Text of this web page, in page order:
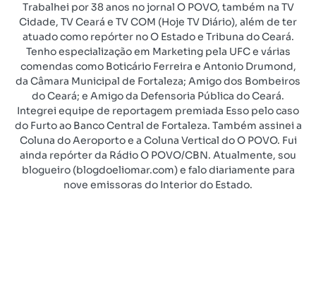
Trabalhei por 38 anos no jornal O POVO, também na TV
Cidade, TV Ceará e TV COM (Hoje TV Diário), além de ter
atuado como repórter no O Estado e Tribuna do Ceará.
Tenho especialização em Marketing pela UFC e várias
comendas como Boticário Ferreira e Antonio Drumond,
da Câmara Municipal de Fortaleza; Amigo dos Bombeiros
do Ceará; e Amigo da Defensoria Pública do Ceará.
Integrei equipe de reportagem premiada Esso pelo caso
do Furto ao Banco Central de Fortaleza. Também assinei a
Coluna do Aeroporto e a Coluna Vertical do O POVO. Fui
ainda repórter da Rádio O POVO/CBN. Atualmente, sou
blogueiro (blogdoeliomar.com) e falo diariamente para
nove emissoras do Interior do Estado.